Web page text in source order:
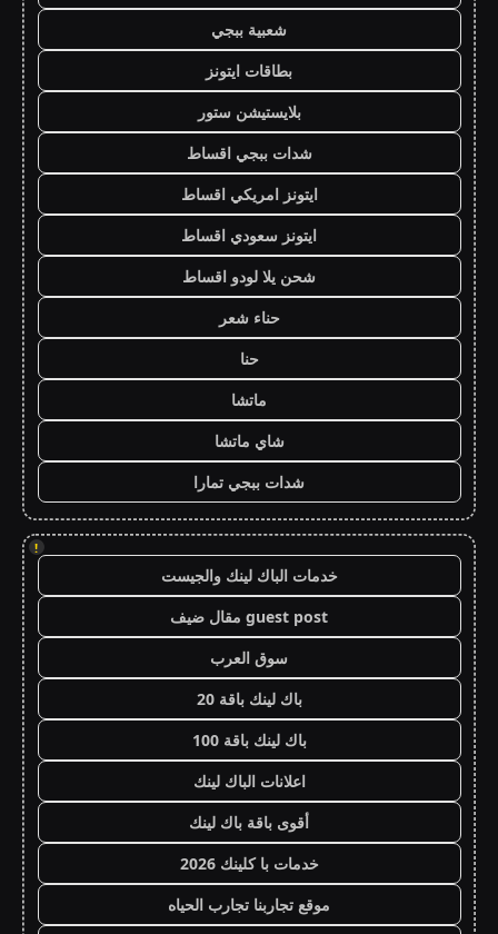
شعبية ببجي
بطاقات ايتونز
بلايستيشن ستور
شدات ببجي اقساط
ايتونز امريكي اقساط
ايتونز سعودي اقساط
شحن يلا لودو اقساط
حناء شعر
حنا
ماتشا
شاي ماتشا
شدات ببجي تمارا
!
خدمات الباك لينك والجيست
guest post مقال ضيف
سوق العرب
باك لينك باقة 20
باك لينك باقة 100
اعلانات الباك لينك
أقوى باقة باك لينك
خدمات با كلينك 2026
موقع تجاربنا تجارب الحياه